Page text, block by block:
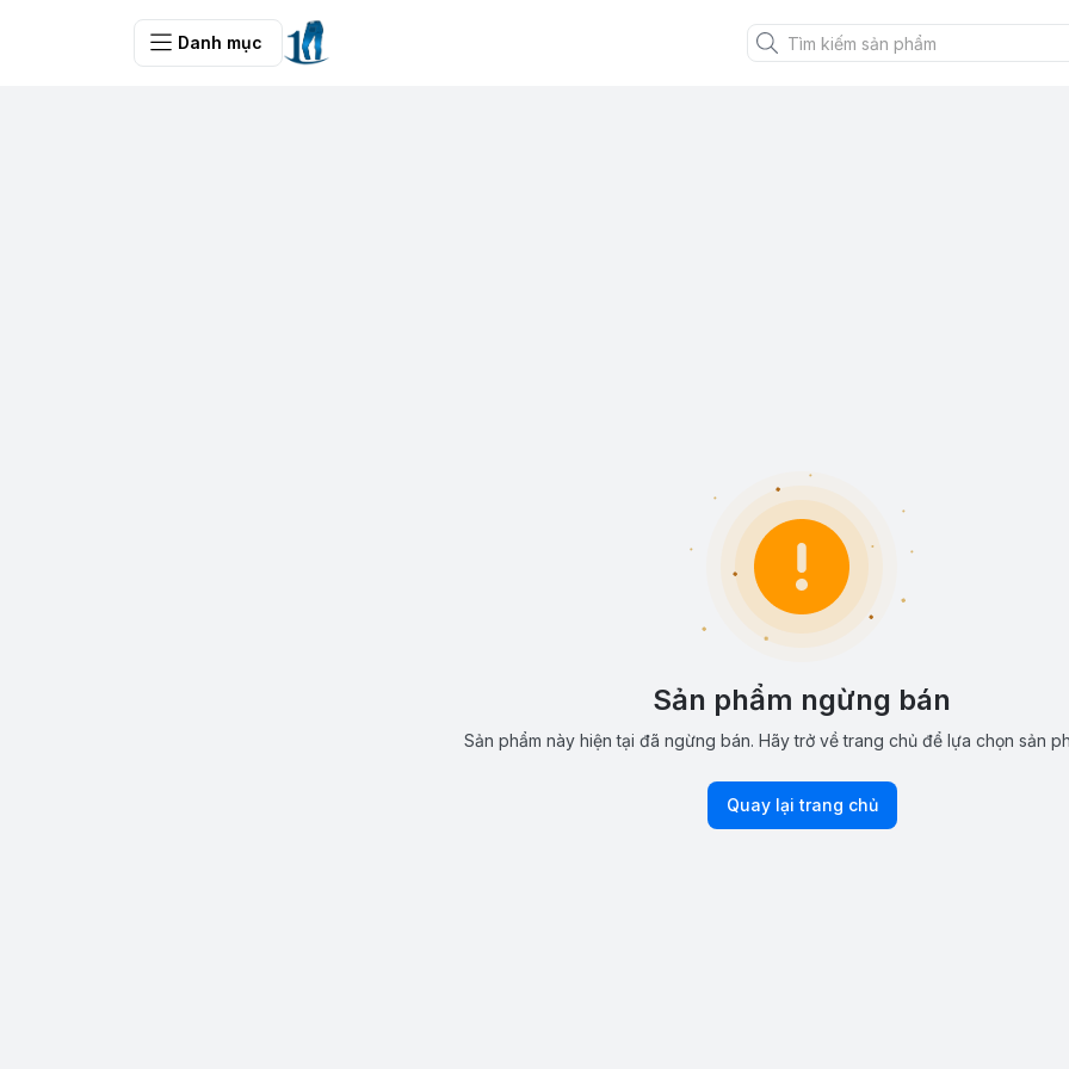
Danh mục
Sản phẩm ngừng bán
Sản phẩm này hiện tại đã ngừng bán. Hãy trở về trang chủ để lựa chọn sản
Quay lại trang chủ